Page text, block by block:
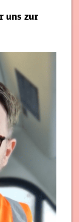
uns zur